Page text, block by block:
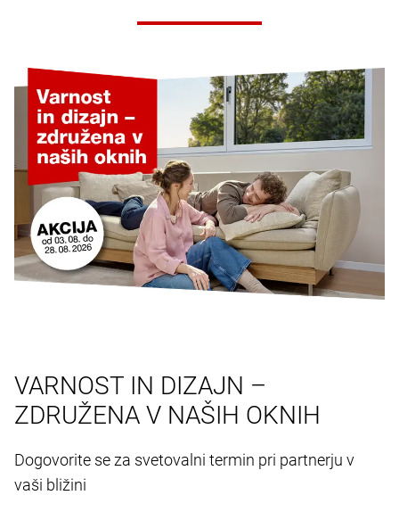
VARNOST IN DIZAJN –
ZDRUŽENA V NAŠIH OKNIH
Dogovorite se za svetovalni termin pri partnerju v
vaši bližini